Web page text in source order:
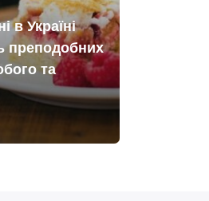
в Україні
преподобних
та